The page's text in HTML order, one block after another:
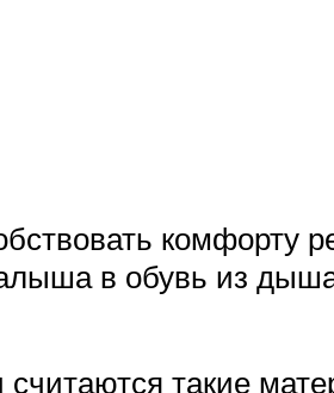
комфорту
в обувь из
такие